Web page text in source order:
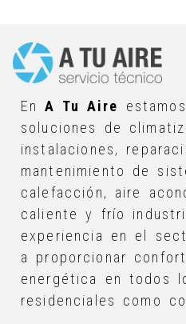
EnA Tu Aire
soluciones de
instalaciones,
mantenimiento de
calefacción, aire
caliente y frío
experiencia en el
a proporcionar
energética en todos
residenciales como